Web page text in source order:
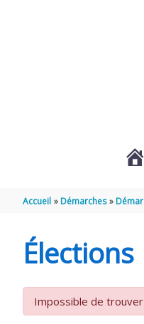
Accueil Démarches
Élections
Impossible de